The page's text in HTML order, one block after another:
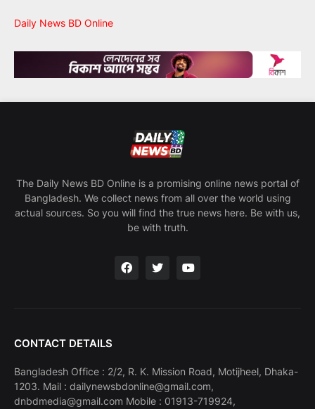
Daily News BD Online
The Daily News BD Online is a promising online news portal of
Bangladesh. We collect news from all over the world using
actual sources. So you will find the true news here. Be with us,
be with truth.
CONTACT DETAILS
Bangladesh Office : 2/2, R. K. Mission Road, Motijheel, Dhaka-
1203. Mail : dailynewsbdonline@gmail.com,
dnbdmedia@gmail.com Mobile : 01913-719924,